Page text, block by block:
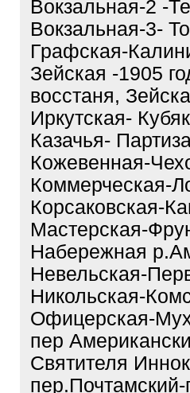
Вокзальная-2 -
Вокзальная-3-
Графская-
Зейская -1905
восстаня,
Иркутская-
Казачья-
Кожевенная-
Коммерческая-
Корсаковская-
Мастерская-
Набережная
Невельская-
Никольская-
Офицерская-
пер
Святителя